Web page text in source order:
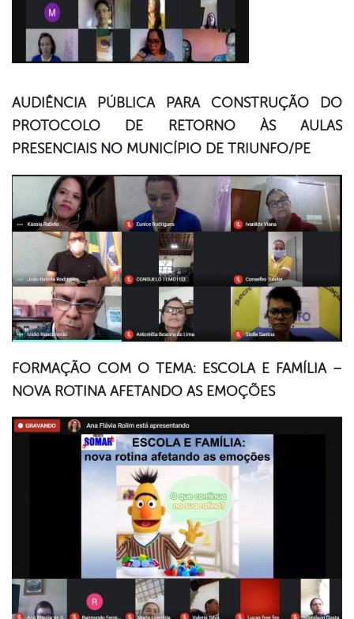
AUDIÊNCIA PÚBLICA PARA CONSTRUÇÃO DO
PROTOCOLO DE RETORNO ÀS AULAS
PRESENCIAIS NO MUNICÍPIO DE TRIUNFO/PE
FORMAÇÃO COM O TEMA: ESCOLA E FAMÍLIA –
NOVA ROTINA AFETANDO AS EMOÇÕES